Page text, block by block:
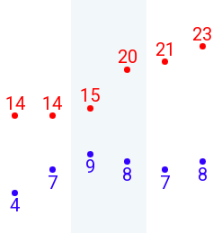
4
14
7
14
9
15
8
20
7
21
8
23